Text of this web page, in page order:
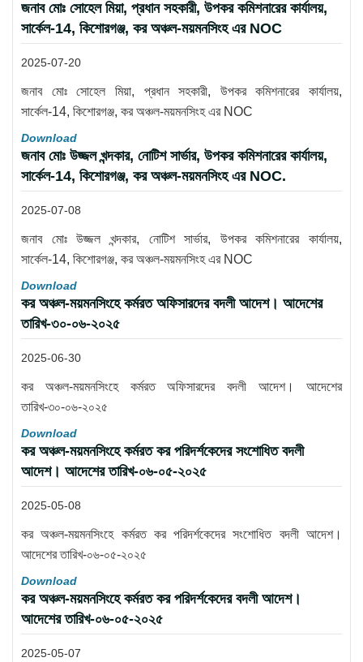
জনাব মোঃ সোহেল মিয়া, প্রধান সহকারী, উপকর কমিশনারের কার্যালয়,
সার্কেল-14, কিশোরগঞ্জ, কর অঞ্চল-ময়মনসিংহ এর NOC
2025-07-20
জনাব মোঃ সোহেল মিয়া, প্রধান সহকারী, উপকর কমিশনারের কার্যালয়,
সার্কেল-14, কিশোরগঞ্জ, কর অঞ্চল-ময়মনসিংহ এর NOC
Download
জনাব মোঃ উজ্জল খন্দকার, নোটিশ সার্ভার, উপকর কমিশনারের কার্যালয়,
সার্কেল-14, কিশোরগঞ্জ, কর অঞ্চল-ময়মনসিংহ এর NOC.
2025-07-08
জনাব মোঃ উজ্জল খন্দকার, নোটিশ সার্ভার, উপকর কমিশনারের কার্যালয়,
সার্কেল-14, কিশোরগঞ্জ, কর অঞ্চল-ময়মনসিংহ এর NOC
Download
কর অঞ্চল-ময়মনসিংহে কর্মরত অফিসারদের বদলী আদেশ। আদেশের
তারিখ-৩০-০৬-২০২৫
2025-06-30
কর অঞ্চল-ময়মনসিংহে কর্মরত অফিসারদের বদলী আদেশ। আদেশের
তারিখ-৩০-০৬-২০২৫
Download
কর অঞ্চল-ময়মনসিংহে কর্মরত কর পরিদর্শকেদের সংশোধিত বদলী
আদেশ। আদেশের তারিখ-০৬-০৫-২০২৫
2025-05-08
কর অঞ্চল-ময়মনসিংহে কর্মরত কর পরিদর্শকেদের সংশোধিত বদলী আদেশ।
আদেশের তারিখ-০৬-০৫-২০২৫
Download
কর অঞ্চল-ময়মনসিংহে কর্মরত কর পরিদর্শকেদের বদলী আদেশ।
আদেশের তারিখ-০৬-০৫-২০২৫
2025-05-07